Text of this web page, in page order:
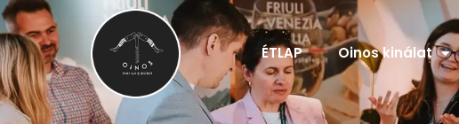
ÉTLAP Oinos kinálat